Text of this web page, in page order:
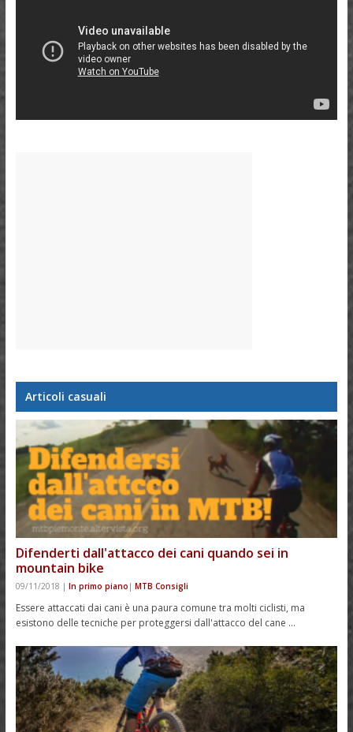
Articoli casuali
Difenderti dall'attacco dei cani quando sei in
mountain bike
09/11/2018 | In primo piano | MTB Consigli
Essere attaccati dai cani è una paura comune tra molti ciclisti, ma
esistono delle tecniche per proteggersi dall'attacco del cane …